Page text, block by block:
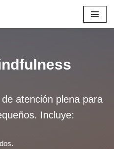
atención plena para
Incluye: